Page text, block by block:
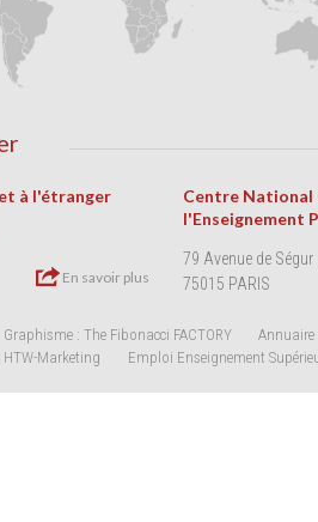
à l'étranger
En savoir plus
Centre National
l'Enseignement
79 Avenue de Ségur
75015 PARIS
Graphisme : The Fibonacci FACTORY
Annuaire
HTW-Marketing
Emploi Enseignement